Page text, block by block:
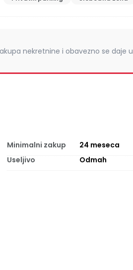
nekretnine i obavezno se daje u
Minimalni zakup 24 meseca
Useljivo Odmah